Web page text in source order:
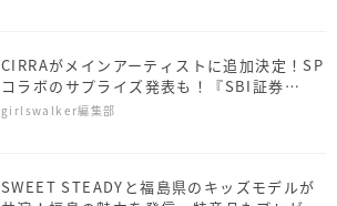
CIRRAがメインアーティストに追加決定！SP
コラボのサプライズ発表も！『SBI証券
presents TGC 北九州 2026』
girlswalker編集部
SWEET STEADYと福島県のキッズモデルが